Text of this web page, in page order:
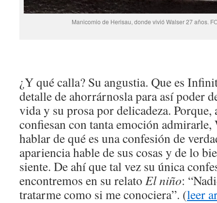
Manicomio de Herisau, donde vivió Walser 27 años.
¿Y qué calla? Su angustia. Que es
detalle de ahorrárnosla para así poder
vida y su prosa por delicadeza. Porque,
confiesan con tanta emoción
hablar de qué es una confesión de
apariencia hable de sus cosas y de lo
siente. De ahí que tal vez su única
encontremos en su relato El niño:
tratarme como si me conociera”. (leer